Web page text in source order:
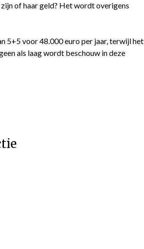
of haar geld? Het wordt overigens
5+5 voor 48.000 euro per jaar, terwijl het
als laag wordt beschouw in deze